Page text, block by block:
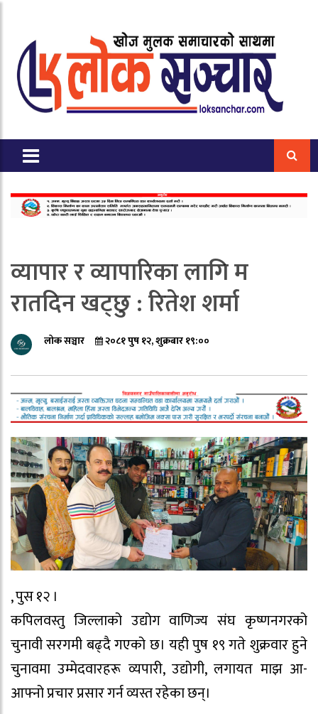
व्यापार र व्यापारिका लागि म
रातदिन खट्छु : रितेश शर्मा
लोक सञ्चार २०८१ पुष १२, शुक्रबार १९:००
, पुस १२ ।
कपिलवस्तु जिल्लाको उद्योग वाणिज्य संघ कृष्णनगरको
चुनावी सरगमी बढ्दै गएको छ। यही पुष १९ गते शुक्रवार हुने
चुनावमा उम्मेदवारहरू व्यपारी, उद्योगी, लगायत माझ आ-
आफ्नो प्रचार प्रसार गर्न व्यस्त रहेका छन्।